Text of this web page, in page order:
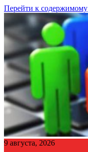
Перейти к содержимому
9 августа, 2026